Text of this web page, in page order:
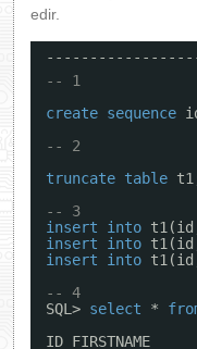
edir.
-- 1
create sequence
-- 2
truncate table
-- 3
insert
into
insert
into
insert
into
-- 4
SQL> select *
ID FIRSTNAME